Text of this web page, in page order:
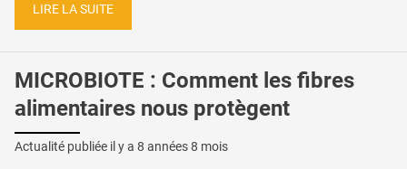
LIRE LA SUITE
MICROBIOTE : Comment les fibres
alimentaires nous protègent
Actualité publiée il y a 8 années 8 mois